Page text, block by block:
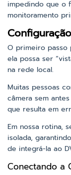
impedindo que o
monitoramento
O primeiro passo
ela possa ser
na rede local.
Muitas pessoas
câmera sem
que resulta em
Em nossa rotina,
isolada,
de integrá-la ao
Conectando a